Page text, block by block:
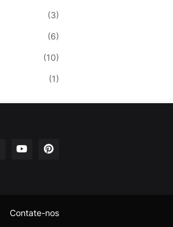
(3)
(6)
(10)
(1)
Contate-nos